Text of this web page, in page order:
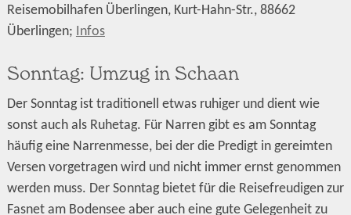
Reisemobilhafen Überlingen, Kurt-Hahn-Str., 88662
Überlingen; Infos
Sonntag: Umzug in Schaan
Der Sonntag ist traditionell etwas ruhiger und dient wie
sonst auch als Ruhetag. Für Narren gibt es am Sonntag
häufig eine Narrenmesse, bei der die Predigt in gereimten
Versen vorgetragen wird und nicht immer ernst genommen
werden muss. Der Sonntag bietet für die Reisefreudigen zur
Fasnet am Bodensee aber auch eine gute Gelegenheit zu